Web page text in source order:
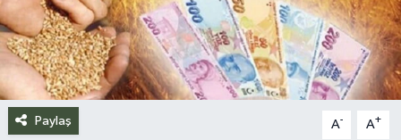
Paylaş A- A+
Spor
Teknoloji
Yazarlar